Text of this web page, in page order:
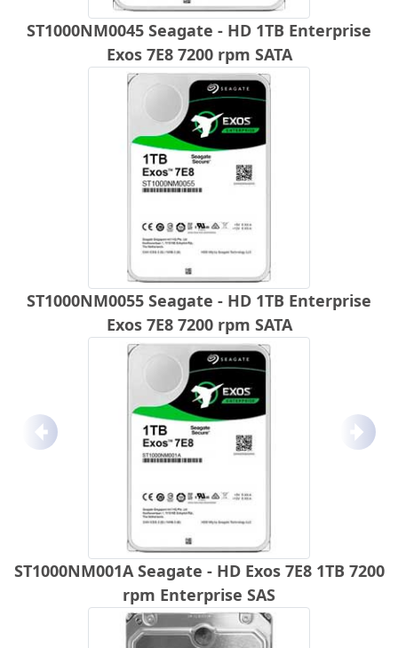
ST1000NM0045 Seagate - HD 1TB Enterprise
Exos 7E8 7200 rpm SATA
ST1000NM0055 Seagate - HD 1TB Enterprise
Exos 7E8 7200 rpm SATA
ST1000NM001A Seagate - HD Exos 7E8 1TB 7200
rpm Enterprise SAS
Anterior